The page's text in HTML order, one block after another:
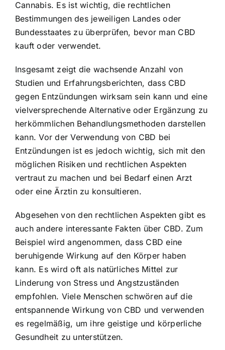
Cannabis. Es ist wichtig, die rechtlichen
Bestimmungen des jeweiligen Landes oder
Bundesstaates zu überprüfen, bevor man CBD
kauft oder verwendet.
Insgesamt zeigt die wachsende Anzahl von
Studien und Erfahrungsberichten, dass CBD
gegen Entzündungen wirksam sein kann und eine
vielversprechende Alternative oder Ergänzung zu
herkömmlichen Behandlungsmethoden darstellen
kann. Vor der Verwendung von CBD bei
Entzündungen ist es jedoch wichtig, sich mit den
möglichen Risiken und rechtlichen Aspekten
vertraut zu machen und bei Bedarf einen Arzt
oder eine Ärztin zu konsultieren.
Abgesehen von den rechtlichen Aspekten gibt es
auch andere interessante Fakten über CBD. Zum
Beispiel wird angenommen, dass CBD eine
beruhigende Wirkung auf den Körper haben
kann. Es wird oft als natürliches Mittel zur
Linderung von Stress und Angstzuständen
empfohlen. Viele Menschen schwören auf die
entspannende Wirkung von CBD und verwenden
es regelmäßig, um ihre geistige und körperliche
Gesundheit zu unterstützen.